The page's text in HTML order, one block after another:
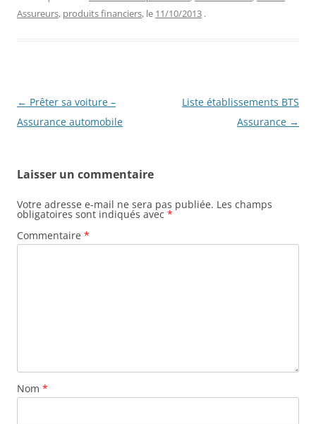
Assureurs, produits financiers, le 11/10/2013 .
Navigation
des
← Prêter sa voiture –
Assurance automobile
Liste établissements BTS
Assurance →
Laisser un commentaire
Votre adresse e-mail ne sera pas publiée. Les champs
obligatoires sont indiqués avec *
Commentaire *
Nom *